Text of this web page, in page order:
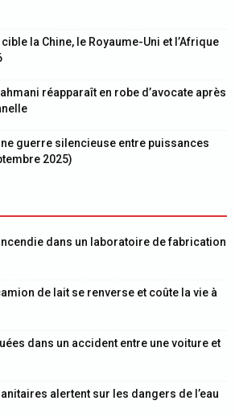
la Chine, le Royaume-Uni et l’Afrique
réapparaît en robe d’avocate après
guerre silencieuse entre puissances
2025)
dans un laboratoire de fabrication
de lait se renverse et coûte la vie à
dans un accident entre une voiture et
alertent sur les dangers de l’eau